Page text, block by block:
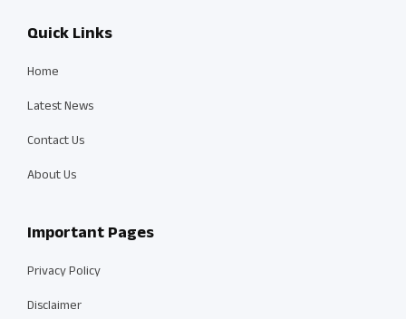
Quick Links
Home
Latest News
Contact Us
About Us
Important Pages
Privacy Policy
Disclaimer